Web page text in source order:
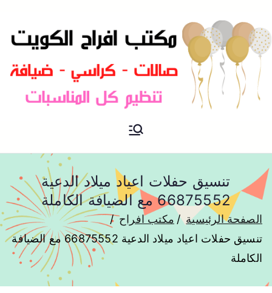
مكتب افراح و مناسبات و زواج و
تنسيق حفلات اعياد ميلاد الدعية
66875552 مع الضيافة الكاملة
الصفحة الرئيسية
مكتب افراح
تنسيق حفلات اعياد ميلاد الدعية 66875552 مع الضيافة
الكاملة